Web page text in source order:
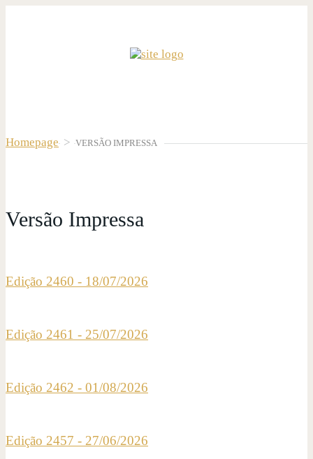
Homepage > VERSÃO IMPRESSA
Versão Impressa
Edição 2460 - 18/07/2026
Edição 2461 - 25/07/2026
Edição 2462 - 01/08/2026
Edição 2457 - 27/06/2026